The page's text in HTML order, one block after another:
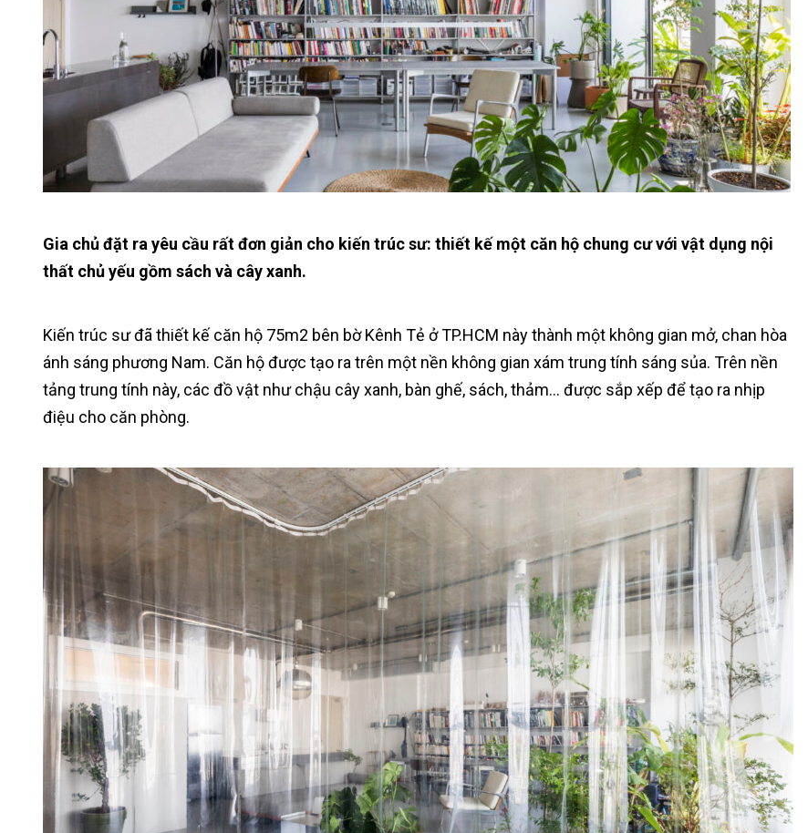
Gia chủ đặt ra yêu cầu rất đơn giản cho kiến trúc sư: thiết kế một căn hộ chung cư với vật dụng nội
thất chủ yếu gồm sách và cây xanh.
Kiến trúc sư đã thiết kế căn hộ 75m2 bên bờ Kênh Tẻ ở TP.HCM này thành một không gian mở, chan hòa
ánh sáng phương Nam. Căn hộ được tạo ra trên một nền không gian xám trung tính sáng sủa. Trên nền
tảng trung tính này, các đồ vật như chậu cây xanh, bàn ghế, sách, thảm… được sắp xếp để tạo ra nhịp
điệu cho căn phòng.